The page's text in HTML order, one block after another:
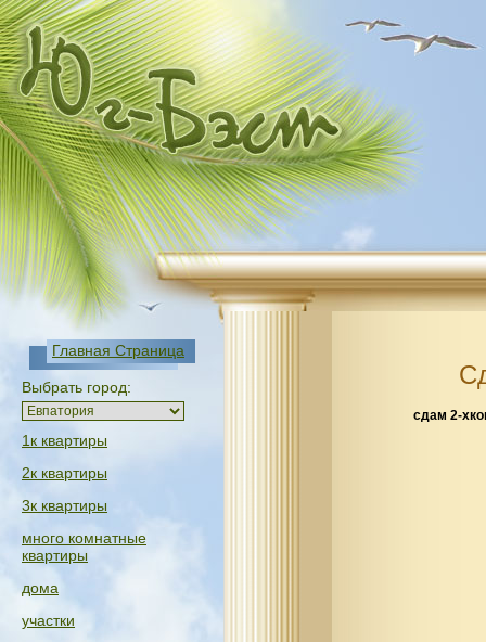
Главная Страница
Выбрать город:
1к квартиры
2к квартиры
3к квартиры
много комнатные
квартиры
дома
участки
сдам 2-